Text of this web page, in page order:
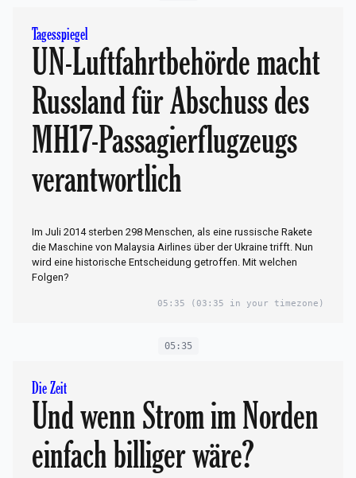
Tagesspiegel
UN-Luftfahrtbehörde macht
Russland für Abschuss des
MH17-Passagierflugzeugs
verantwortlich
Im Juli 2014 sterben 298 Menschen, als eine russische Rakete
die Maschine von Malaysia Airlines über der Ukraine trifft. Nun
wird eine historische Entscheidung getroffen. Mit welchen
Folgen?
05:35 (03:35 in your timezone)
05:35
Die Zeit
Und wenn Strom im Norden
einfach billiger wäre?